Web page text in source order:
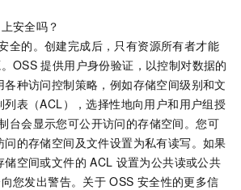
上安全吗？
全的。创建完成后，只有资源所有者才能
OSS 提供用户身份验证，以控制对数据的
种访问控制策略，例如存储空间级别和文
列表（ACL），选择性地向用户和用户组授
台会显示您可公开访问的存储空间。您可
问的存储空间及文件设置为私有读写。如果
储空间或文件的 ACL 设置为公共读或公共
您发出警告。关于 OSS 安全性的更多信